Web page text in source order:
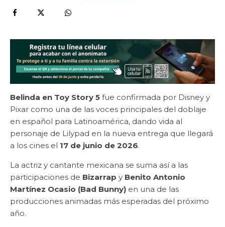
Belinda en Toy Story 5 fue confirmada por Disney y
Pixar como una de las voces principales del doblaje
en español para Latinoamérica, dando vida al
personaje de Lilypad en la nueva entrega que llegará
a los cines el 17 de junio de 2026.
La actriz y cantante mexicana se suma así a las
participaciones de Bizarrap y Benito Antonio
Martínez Ocasio (Bad Bunny) en una de las
producciones animadas más esperadas del próximo
año.